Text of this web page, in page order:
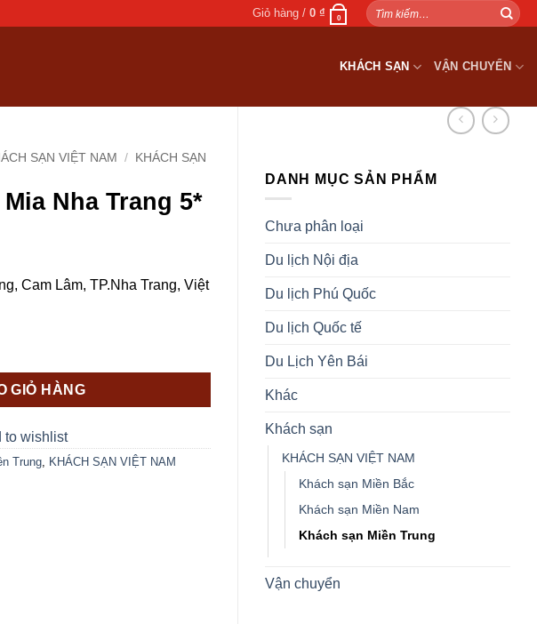
Giỏ hàng /0₫ 0
Tìm
kiếm:
KHÁCH SẠN VẬN CHUYỂN
DANH MỤC SẢN PHẨM
Chưa phân loại
Du lịch Nội địa
Du lịch Phú Quốc
Du lịch Quốc tế
Du Lịch Yên Bái
Khác
Khách sạn
KHÁCH SẠN VIỆT NAM
Khách sạn Miền Bắc
Khách sạn Miền Nam
Khách sạn Miền Trung
Vận chuyển
SẠN VIỆT NAM /
KHÁCH SẠN
Nha Trang 5*
Cam Lâm, TP.Nha Trang, Việt
số lượng
GIỎ HÀNG
to wishlist
Trung, KHÁCH SẠN VIỆT NAM